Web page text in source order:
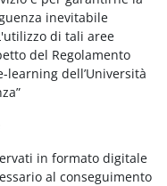
inevitabile
di tali aree
del Regolamento
learning dell’Università
in formato digitale
al conseguimento